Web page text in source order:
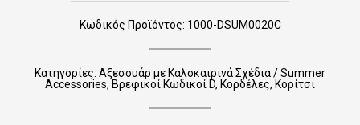
Κωδικός Προϊόντος: 1000-DSUM0020C
Κατηγορίες: Αξεσουάρ με Καλοκαιρινά Σχέδια / Summer
Accessories, Βρεφικοί Κωδικοί D, Κορδέλες, Κορίτσι